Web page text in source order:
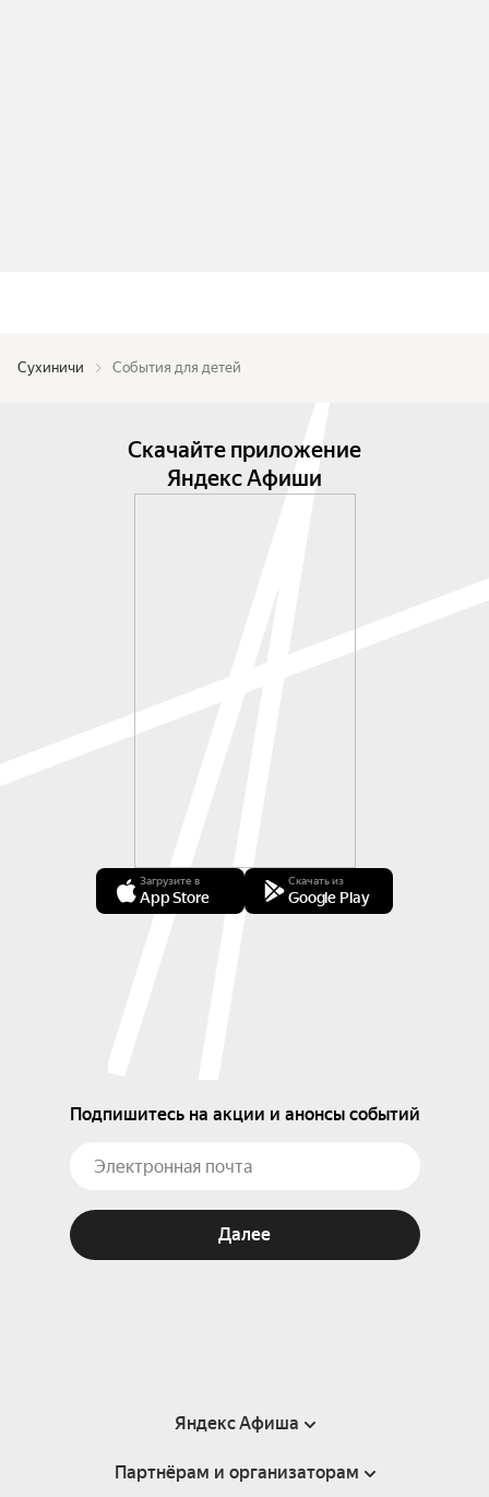
Сухиничи События для детей
Скачайте приложение
Яндекс Афиши
Загрузите в
App Store
Скачать из
Google Play
Подпишитесь на акции и анонсы событий
Далее
Яндекс Афиша
Справка
Партнёрам и организаторам